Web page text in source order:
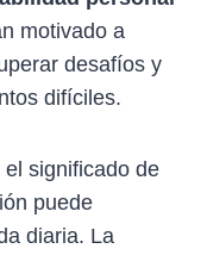
motivado a
desafíos y
difíciles.
significado de
puede
diaria. La